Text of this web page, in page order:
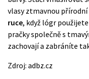
vlasy ztmavnou přírodní
ruce, když lógr
pračky společně s
zachovají a zabráníte
Zdroj: adbz.cz